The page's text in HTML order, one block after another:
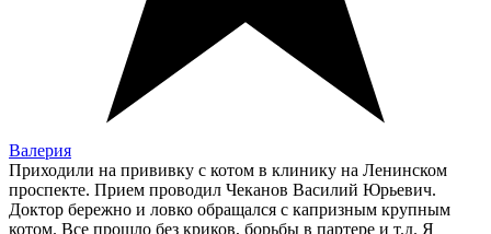
Валерия
Приходили на прививку с котом в клинику на Ленинском
проспекте. Прием проводил Чеканов Василий Юрьевич.
Доктор бережно и ловко обращался с капризным крупным
котом. Все прошло без криков, борьбы в партере и т.д. Я